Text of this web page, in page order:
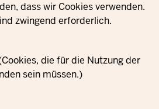
dass wir Cookies verwenden.
zwingend erforderlich.
die für die Nutzung der
sein müssen.)